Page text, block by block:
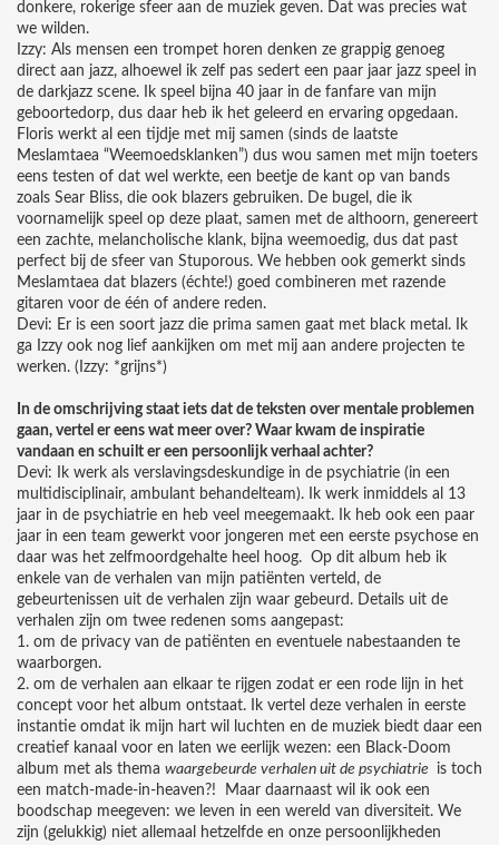
donkere, rokerige sfeer aan de muziek geven. Dat was precies wat
we wilden.
Izzy: Als mensen een trompet horen denken ze grappig genoeg
direct aan jazz, alhoewel ik zelf pas sedert een paar jaar jazz speel in
de darkjazz scene. Ik speel bijna 40 jaar in de fanfare van mijn
geboortedorp, dus daar heb ik het geleerd en ervaring opgedaan.
Floris werkt al een tijdje met mij samen (sinds de laatste
Meslamtaea “Weemoedsklanken”) dus wou samen met mijn toeters
eens testen of dat wel werkte, een beetje de kant op van bands
zoals Sear Bliss, die ook blazers gebruiken. De bugel, die ik
voornamelijk speel op deze plaat, samen met de althoorn, genereert
een zachte, melancholische klank, bijna weemoedig, dus dat past
perfect bij de sfeer van Stuporous. We hebben ook gemerkt sinds
Meslamtaea dat blazers (échte!) goed combineren met razende
gitaren voor de één of andere reden.
Devi: Er is een soort jazz die prima samen gaat met black metal. Ik
ga Izzy ook nog lief aankijken om met mij aan andere projecten te
werken. (Izzy: *grijns*)
In de omschrijving staat iets dat de teksten over mentale problemen
gaan, vertel er eens wat meer over? Waar kwam de inspiratie
vandaan en schuilt er een persoonlijk verhaal achter?
Devi: Ik werk als verslavingsdeskundige in de psychiatrie (in een
multidisciplinair, ambulant behandelteam). Ik werk inmiddels al 13
jaar in de psychiatrie en heb veel meegemaakt. Ik heb ook een paar
jaar in een team gewerkt voor jongeren met een eerste psychose en
daar was het zelfmoordgehalte heel hoog. Op dit album heb ik
enkele van de verhalen van mijn patiënten verteld, de
gebeurtenissen uit de verhalen zijn waar gebeurd. Details uit de
verhalen zijn om twee redenen soms aangepast:
1. om de privacy van de patiënten en eventuele nabestaanden te
waarborgen.
2. om de verhalen aan elkaar te rijgen zodat er een rode lijn in het
concept voor het album ontstaat. Ik vertel deze verhalen in eerste
instantie omdat ik mijn hart wil luchten en de muziek biedt daar een
creatief kanaal voor en laten we eerlijk wezen: een Black-Doom
album met als thema waargebeurde verhalen uit de psychiatrie
is toch
een match-made-in-heaven?! Maar daarnaast wil ik ook een
boodschap meegeven: we leven in een wereld van diversiteit. We
zijn (gelukkig) niet allemaal hetzelfde en onze persoonlijkheden